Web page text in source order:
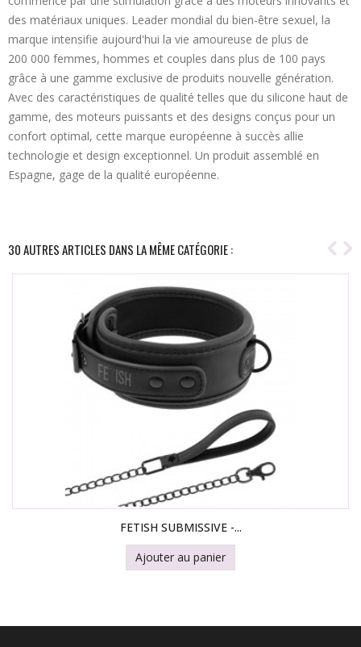
des matériaux uniques. Leader mondial du bien-être sexuel, la
marque intensifie aujourd'hui la vie amoureuse de plus de
200 000 femmes, hommes et couples dans plus de 100 pays
grâce à une gamme exclusive de produits nouvelle génération.
Avec des caractéristiques de qualité telles que du silicone haut de
gamme, des moteurs puissants et des designs conçus pour un
confort optimal, cette marque européenne à succès allie
technologie et design exceptionnel. Un produit assemblé en
Espagne, gage de la qualité européenne.
30 AUTRES ARTICLES DANS LA MÊME CATÉGORIE :
FETISH SUBMISSIVE -...
Ajouter au panier